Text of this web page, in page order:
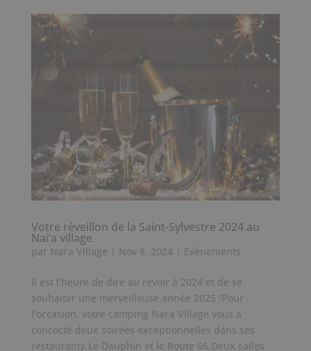
Votre réveillon de la Saint-Sylvestre 2024 au
Nai’a village
par Nai'a Village Nov 8, 2024 Évènements
Il est l’heure de dire au revoir à 2024 et de se
souhaiter une merveilleuse année 2025 !Pour
l’occasion, votre camping Nai’a Village vous a
concocté deux soirées exceptionnelles dans ses
restaurants Le Dauphin et le Route 66.Deux salles